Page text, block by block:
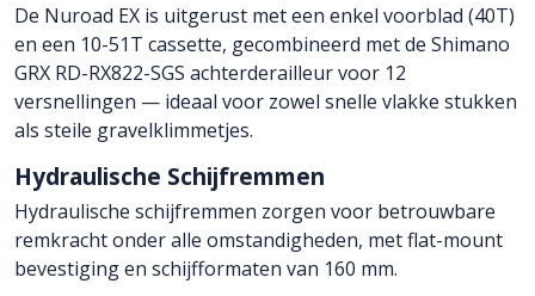
De Nuroad EX is uitgerust met een enkel voorblad (40T)
en een 10-51T cassette, gecombineerd met de Shimano
GRX RD-RX822-SGS achterderailleur voor 12
versnellingen — ideaal voor zowel snelle vlakke stukken
als steile gravelklimmetjes.
Hydraulische Schijfremmen
Hydraulische schijfremmen zorgen voor betrouwbare
remkracht onder alle omstandigheden, met flat-mount
bevestiging en schijfformaten van 160 mm.